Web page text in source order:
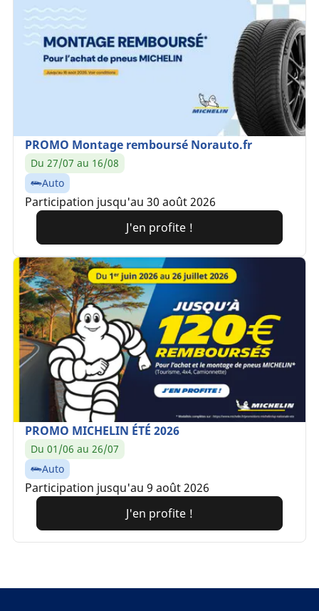
PROMO Montage remboursé Norauto.fr
Du 27/07 au 16/08
Auto
Participation jusqu'au 30 août 2026
J'en profite !
PROMO MICHELIN ÉTÉ 2026
Du 01/06 au 26/07
Auto
Participation jusqu'au 9 août 2026
J'en profite !